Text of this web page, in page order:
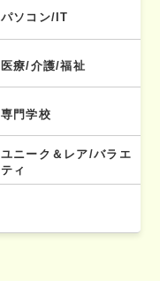
パソコン/IT
医療/介護/福祉
専門学校
ユニーク＆レア/バラエ
ティ